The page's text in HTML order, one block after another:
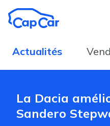
Actualités
La Dacia
Sandero